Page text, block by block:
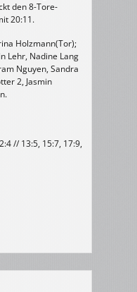
den 8-Tore-
20:11.
Holzmann(Tor);
Lehr, Nadine Lang
Nguyen, Sandra
2, Jasmin
// 13:5, 15:7, 17:9,